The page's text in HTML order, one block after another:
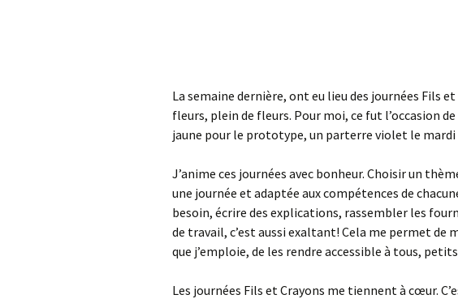
La semaine dernière, ont eu lieu des journées Fils
fleurs, plein de fleurs. Pour moi, ce fut l’occasion
jaune pour le prototype, un parterre violet le mardi
J’anime ces journées avec bonheur. Choisir un
une journée et adaptée aux compétences de
besoin, écrire des explications, rassembler les
de travail, c’est aussi exaltant! Cela me permet de
que j’emploie, de les rendre accessible à tous,
Les journées Fils et Crayons me tiennent à cœur.